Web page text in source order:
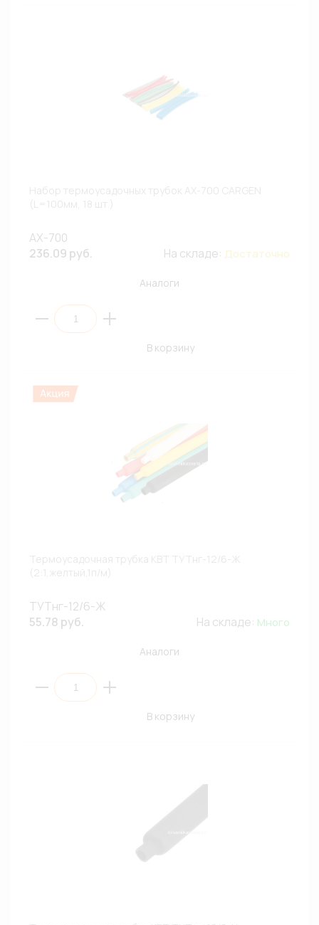
AX-700
236.09 руб.
На складе: Достаточно
Аналоги
В корзину
ТУТнг-12/6-Ж
55.78 руб.
На складе: Много
Аналоги
В корзину